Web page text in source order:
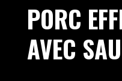
PORC
AVEC